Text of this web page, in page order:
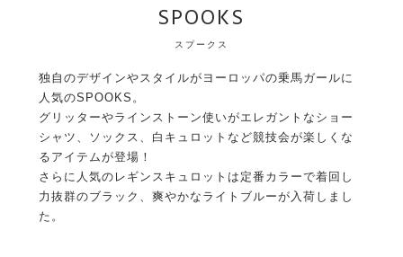
SPOOKS
スプークス
独自のデザインやスタイルがヨーロッパの乗馬ガールに
人気のSPOOKS。
グリッターやラインストーン使いがエレガントなショー
シャツ、ソックス、白キュロットなど競技会が楽しくな
るアイテムが登場！
さらに人気のレギンスキュロットは定番カラーで着回し
力抜群のブラック、爽やかなライトブルーが入荷しまし
た。